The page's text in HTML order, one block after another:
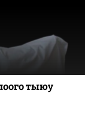
тыюу